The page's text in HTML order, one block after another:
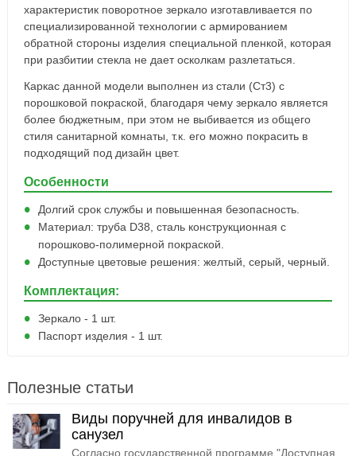
характеристик поворотное зеркало изготавливается по
специализированной технологии с армированием
обратной стороны изделия специальной пленкой, которая
при разбитии стекла не дает осколкам разлетаться.
Каркас данной модели выполнен из стали (Ст3) с
порошковой покраской, благодаря чему зеркало является
более бюджетным, при этом не выбивается из общего
стиля санитарной комнаты, т.к. его можно покрасить в
подходящий под дизайн цвет.
Особенности
Долгий срок службы и повышенная безопасность.
Материал: труба D38, сталь конструкционная с
порошково-полимерной покраской.
Доступные цветовые решения: желтый, серый, черный.
Комплектация:
Зеркало - 1 шт.
Паспорт изделия - 1 шт.
Полезные статьи
Виды поручней для инвалидов в
санузел
Согласно государственной программе "Доступная